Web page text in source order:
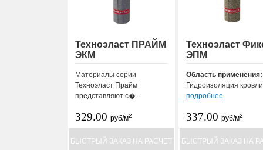
Техноэласт ПРАЙМ
ЭКМ
Материалы серии
Техноэласт Прайм
представляют с�...
329.00 руб/м2
БЫСТРЫЙ ЗАКАЗ НА РАСЧЕТ
Техноэласт
ЭПМ
Область применения:
Гидроизоляция
подробнее
337.00 руб/м2
БЫСТРЫЙ ЗАКАЗ НА